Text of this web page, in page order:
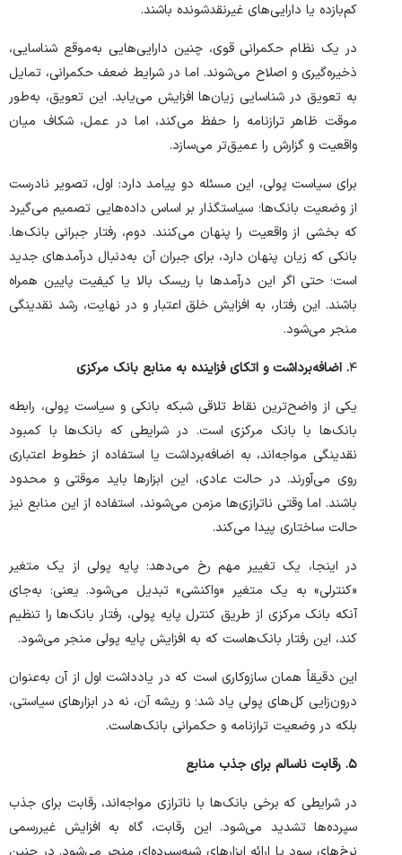
کم‌بازده یا دارایی‌های غیرنقدشونده باشند.
در یک نظام حکمرانی قوی، چنین دارایی‌هایی به‌موقع شناسایی،
ذخیره‌گیری و اصلاح می‌شوند. اما در شرایط ضعف حکمرانی، تمایل
به تعویق در شناسایی زیان‌ها افزایش می‌یابد. این تعویق، به‌طور
موقت ظاهر ترازنامه را حفظ می‌کند، اما در عمل، شکاف میان
واقعیت و گزارش را عمیق‌تر می‌سازد.
برای سیاست پولی، این مسئله دو پیامد دارد: اول، تصویر نادرست
از وضعیت بانک‌ها؛ سیاستگذار بر اساس داده‌هایی تصمیم می‌گیرد
که بخشی از واقعیت را پنهان می‌کنند. دوم، رفتار جبرانی بانک‌ها.
بانکی که زیان پنهان دارد، برای جبران آن به‌دنبال درآمد‌های جدید
است؛ حتی اگر این درآمد‌ها با ریسک بالا یا کیفیت پایین همراه
باشند. این رفتار، به افزایش خلق اعتبار و در نهایت، رشد نقدینگی
منجر می‌شود.
۴. اضافه‌برداشت و اتکای فزاینده به منابع بانک مرکزی
یکی از واضح‌ترین نقاط تلاقی شبکه بانکی و سیاست پولی، رابطه
بانک‌ها با بانک مرکزی است. در شرایطی که بانک‌ها با کمبود
نقدینگی مواجه‌اند، به اضافه‌برداشت یا استفاده از خطوط اعتباری
روی می‌آورند. در حالت عادی، این ابزار‌ها باید موقتی و محدود
باشند. اما وقتی ناترازی‌ها مزمن می‌شوند، استفاده از این منابع نیز
حالت ساختاری پیدا می‌کند.
در اینجا، یک تغییر مهم رخ می‌دهد: پایه پولی از یک متغیر
«کنترلی» به یک متغیر «واکنشی» تبدیل می‌شود. یعنی: به‌جای
آنکه بانک مرکزی از طریق کنترل پایه پولی، رفتار بانک‌ها را تنظیم
کند، این رفتار بانک‌هاست که به افزایش پایه پولی منجر می‌شود.
این دقیقاً همان سازوکاری است که در یادداشت اول از آن به‌عنوان
درون‌زایی کل‌های پولی یاد شد؛ و ریشه آن، نه در ابزار‌های سیاستی،
بلکه در وضعیت ترازنامه و حکمرانی بانک‌هاست.
۵. رقابت ناسالم برای جذب منابع
در شرایطی که برخی بانک‌ها با ناترازی مواجه‌اند، رقابت برای جذب
سپرده‌ها تشدید می‌شود. این رقابت، گاه به افزایش غیررسمی